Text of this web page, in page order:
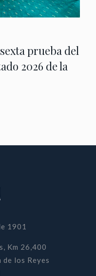
prueba del
2026 de la
1901
Km 26,400
de los Reyes